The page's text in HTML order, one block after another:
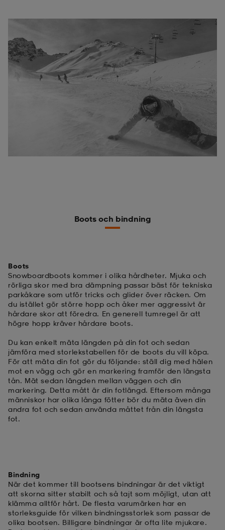
Boots och bindning
Boots
Snowboardboots kommer i olika hårdheter. Mjuka och
rörliga skor med bra dämpning passar bäst för tekniska
parkåkare som utför tricks och glider över räcken. Om
du istället gör större hopp och åker mer aggressivt är
hårdare skor att föredra. En generell tumregel är att
högre hopp kräver hårdare boots.
Du kan enkelt mäta längden på din fot och sedan
jämföra med storlekstabellen för de boots du vill köpa.
För att mäta din fot gör du följande: ställ dig med hälen
mot en vägg och gör en markering framför den längsta
tån. Mät sedan längden mellan väggen och din
markering. Detta mått är din fotlängd. Eftersom många
människor har olika långa fötter bör du mäta även din
andra fot och sedan använda måttet från din längsta
fot.
Bindning
När det kommer till bootsens bindningar är det viktigt
att skorna sitter stabilt och så tajt som möjligt, utan att
klämma alltför hårt. De flesta varumärken har en
storleksguide för vilken bindningsstorlek som passar de
olika bootsen. Billigare bindningar är ofta lite mjukare.